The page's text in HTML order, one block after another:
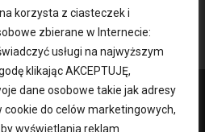
korzysta z ciasteczek i
zbierane w Internecie:
usługi na najwyższym
klikając AKCEPTUJĘ,
dane osobowe takie jak adresy
cookie do celów marketingowych,
wyświetlania reklam